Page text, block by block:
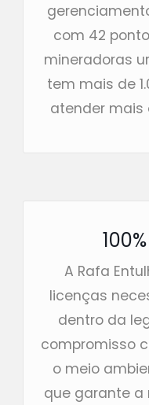
com 42
mineradoras
tem mais de
atender mais
A Rafa
licenças
dentro da
compromisso
o meio
que garante a